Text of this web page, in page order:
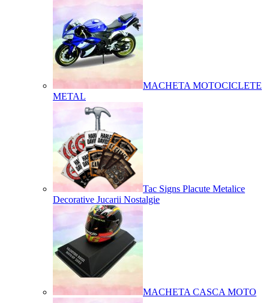
MACHETA MOTOCICLETE
METAL
Tac Signs Placute Metalice
Decorative Jucarii Nostalgie
MACHETA CASCA MOTO